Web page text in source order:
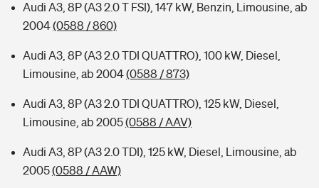
Audi A3, 8P (A3 2.0 T FSI), 147 kW, Benzin, Limousine, ab
2004(0588 / 860)
Audi A3, 8P (A3 2.0 TDI QUATTRO), 100 kW, Diesel,
Limousine, ab 2004(0588 / 873)
Audi A3, 8P (A3 2.0 TDI QUATTRO), 125 kW, Diesel,
Limousine, ab 2005(0588 / AAV)
Audi A3, 8P (A3 2.0 TDI), 125 kW, Diesel, Limousine, ab
2005(0588 / AAW)